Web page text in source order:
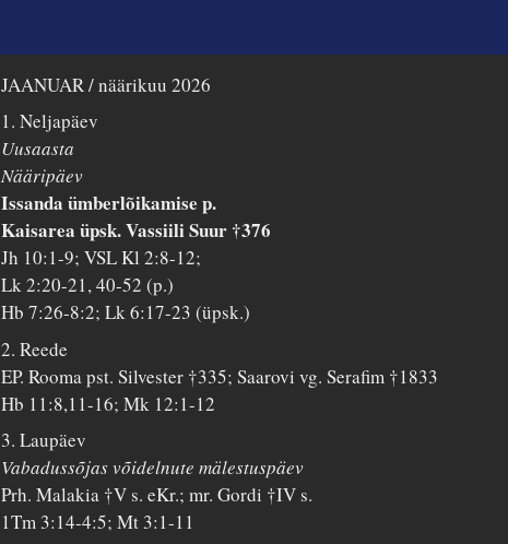
JAANUAR / näärikuu 2026
1. Neljapäev
Uusaasta
Nääripäev
Issanda ümberlõikamise p.
Kaisarea üpsk. Vassiili Suur †376
Jh 10:1-9; VSL Kl 2:8-12;
Lk 2:20-21, 40-52 (p.)
Hb 7:26-8:2; Lk 6:17-23 (üpsk.)
2. Reede
EP. Rooma pst. Silvester †335; Saarovi vg. Serafim †1833
Hb 11:8,11-16; Mk 12:1-12
3. Laupäev
Vabadussõjas võidelnute mälestuspäev
Prh. Malakia †V s. eKr.; mr. Gordi †IV s.
1Tm 3:14-4:5; Mt 3:1-11